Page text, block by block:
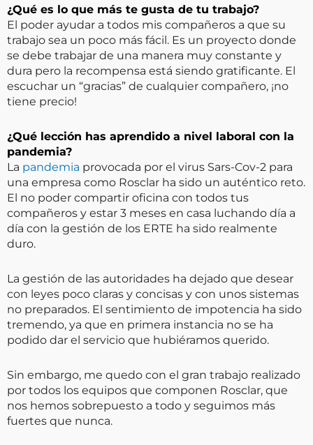
¿Qué es lo que más te gusta de tu trabajo?
El poder ayudar a todos mis compañeros a que su
trabajo sea un poco más fácil. Es un proyecto donde
se debe trabajar de una manera muy constante y
dura pero la recompensa está siendo gratificante. El
escuchar un “gracias” de cualquier compañero, ¡no
tiene precio!
¿Qué lección has aprendido a nivel laboral con la
pandemia?
La pandemia provocada por el virus Sars-Cov-2 para
una empresa como Rosclar ha sido un auténtico reto.
El no poder compartir oficina con todos tus
compañeros y estar 3 meses en casa luchando día a
día con la gestión de los ERTE ha sido realmente
duro.
La gestión de las autoridades ha dejado que desear
con leyes poco claras y concisas y con unos sistemas
no preparados. El sentimiento de impotencia ha sido
tremendo, ya que en primera instancia no se ha
podido dar el servicio que hubiéramos querido.
Sin embargo, me quedo con el gran trabajo realizado
por todos los equipos que componen Rosclar, que
nos hemos sobrepuesto a todo y seguimos más
fuertes que nunca.